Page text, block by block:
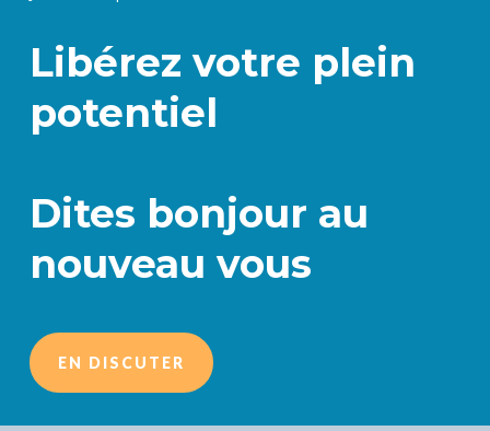
Libérez votre plein
potentiel
Dites bonjour au
nouveau vous
EN DISCUTER